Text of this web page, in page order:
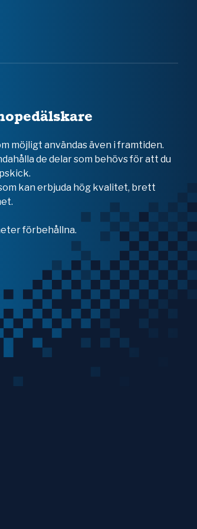
möjligt användas även i framtiden.
de delar som behövs för att du
kan erbjuda hög kvalitet, brett
förbehållna.